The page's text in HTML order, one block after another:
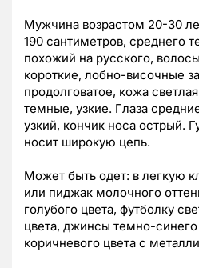
Мужчина возрастом 20-30
190 сантиметров, среднего
похожий на русского,
короткие, лобно-височные
продолговатое, кожа
темные, узкие. Глаза
узкий, кончик носа острый.
носит широкую цепь.
Может быть одет: в легкую
или пиджак молочного
голубого цвета, футболку
цвета, джинсы темно-
коричневого цвета с